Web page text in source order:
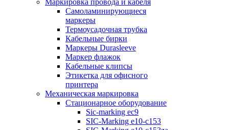
Маркировка провода и кабеля
Самоламинирующиеся
маркеры
Термоусадочная трубка
Кабельные бирки
Маркеры Durasleeve
Маркер флажок
Кабельные клипсы
Этикетка для офисного
принтера
Механическая маркировка
Стационарное оборудование
Sic-marking ec9
SIC-Marking e10-c153